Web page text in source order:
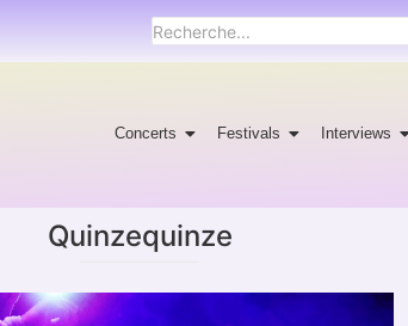
Concerts Festivals Interviews
Quinzequinze